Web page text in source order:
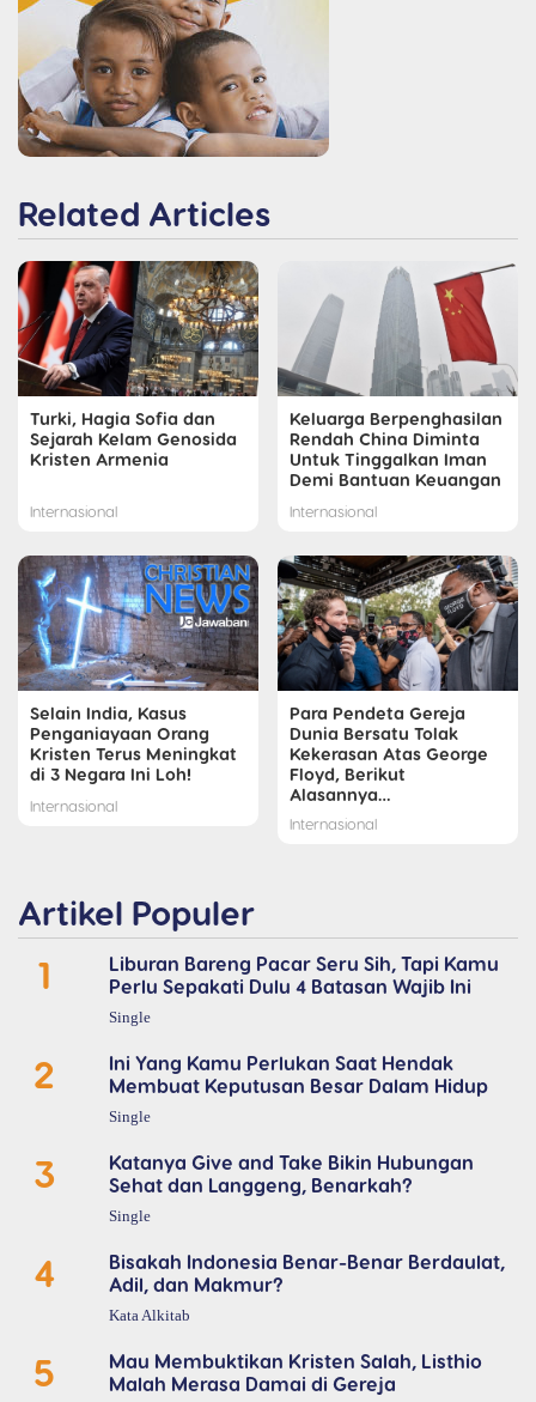
Related Articles
Turki, Hagia Sofia dan
Sejarah Kelam Genosida
Kristen Armenia
Internasional
Keluarga Berpenghasilan
Rendah China Diminta
Untuk Tinggalkan Iman
Demi Bantuan Keuangan
Internasional
Selain India, Kasus
Penganiayaan Orang
Kristen Terus Meningkat
di 3 Negara Ini Loh!
Internasional
Para Pendeta Gereja
Dunia Bersatu Tolak
Kekerasan Atas George
Floyd, Berikut
Alasannya…
Internasional
Artikel Populer
1
Liburan Bareng Pacar Seru Sih, Tapi Kamu
Perlu Sepakati Dulu 4 Batasan Wajib Ini
Single
2
Ini Yang Kamu Perlukan Saat Hendak
Membuat Keputusan Besar Dalam Hidup
Single
3
Katanya Give and Take Bikin Hubungan
Sehat dan Langgeng, Benarkah?
Single
4
Bisakah Indonesia Benar-Benar Berdaulat,
Adil, dan Makmur?
Kata Alkitab
5
Mau Membuktikan Kristen Salah, Listhio
Malah Merasa Damai di Gereja